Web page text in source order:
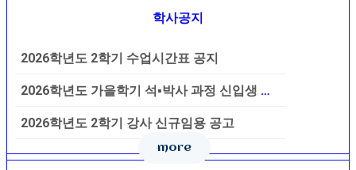
학사공지
2026학년도 2학기 수업시간표 공지
2026학년도 가을학기 석▪박사 과정 신입생 모집
2026학년도 2학기 강사 신규임용 공고
more